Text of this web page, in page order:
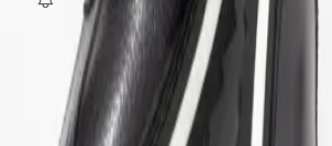
Fırsat Kombini Componenti Buraya Gelecek